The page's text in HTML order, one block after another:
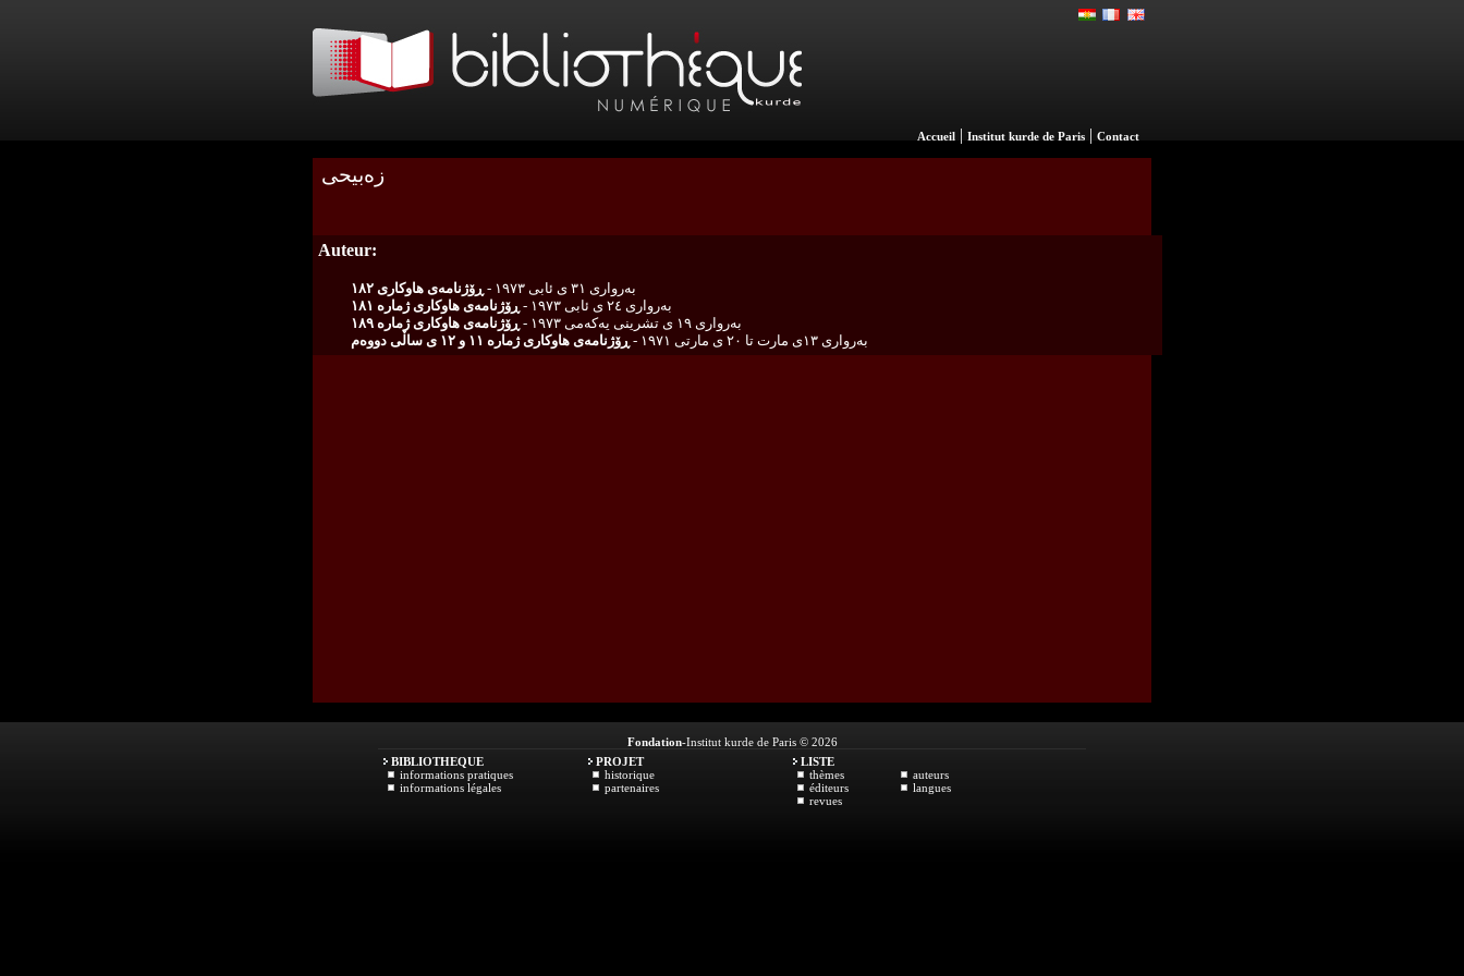
Accueil | Institut kurde de Paris | Contact
زه‌بیحی
Auteur:
به‌رواری ٣١ ی ئابی ١٩٧٣ -
ڕۆژنامه‌ی هاوكاری ١٨٢
به‌رواری ٢٤ ی ئابی ١٩٧٣ -
ڕۆژنامه‌ی هاوكاری ژمارە ١٨١
به‌رواری ١٩ ی تشرینی یه‌كه‌می ١٩٧٣ -
ڕۆژنامه‌ی هاوكاری ژمارە ١٨٩
به‌رواری ١٣ی مارت تا ٢٠ ی مارتی ١٩٧١ -
ڕۆژنامه‌ی هاوكاری ژماره‌ ١١ و ١٢ ی ساڵی دووه‌م
Fondation-Institut kurde de Paris © 2026
BIBLIOTHEQUE
informations pratiques
informations légales
PROJET
historique
partenaires
LISTE
thèmes
auteurs
éditeurs
langues
revues